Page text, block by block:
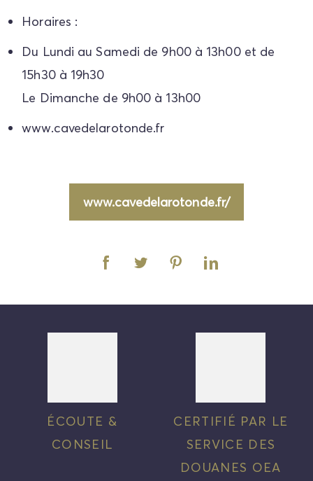
Horaires :
Du Lundi au Samedi de 9h00 à 13h00 et de
15h30 à 19h30
Le Dimanche de 9h00 à 13h00
www.cavedelarotonde.fr
www.cavedelarotonde.fr/
ÉCOUTE &
CONSEIL
CERTIFIÉ PAR LE
SERVICE DES
DOUANES OEA